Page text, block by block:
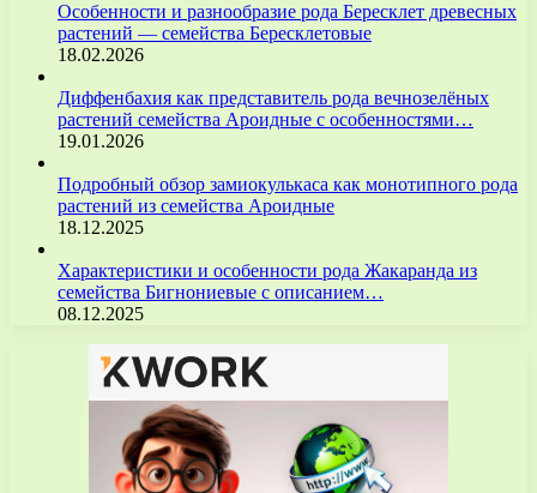
Особенности и разнообразие рода Бересклет древесных
растений — семейства Бересклетовые
18.02.2026
Диффенбахия как представитель рода вечнозелёных
растений семейства Ароидные с особенностями…
19.01.2026
Подробный обзор замиокулькаса как монотипного рода
растений из семейства Ароидные
18.12.2025
Характеристики и особенности рода Жакаранда из
семейства Бигнониевые с описанием…
08.12.2025